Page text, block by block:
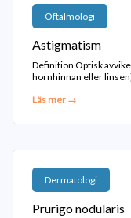
Oftalmologi
Astigmatism
Definition Optisk
hornhinnan eller
Läs mer →
Dermatologi
Prurigo nodularis